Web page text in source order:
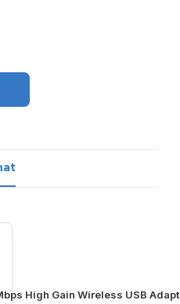
High Gain Wireless USB